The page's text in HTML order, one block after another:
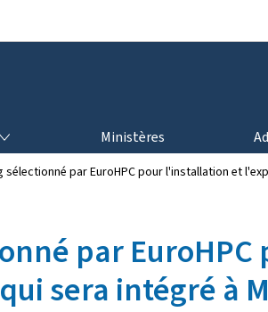
Ministères
sélectionné par EuroHPC pour l'installation et
par
sera intégré à